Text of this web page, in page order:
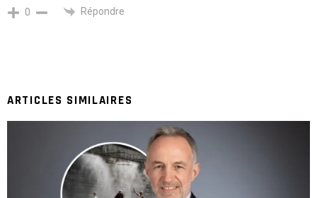
0 Répondre
ARTICLES SIMILAIRES